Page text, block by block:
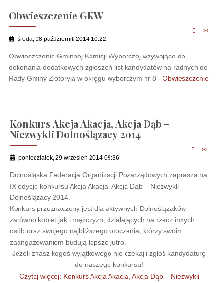
Obwieszczenie GKW
środa, 08 październik 2014 10:22
Obwieszczenie Gminnej Komisji Wyborczej wzywające do
dokonania dodatkowych zgłoszeń list kandydatów na radnych do
Rady Gminy Złotoryja w okręgu wyborczym nr 8 - Obwieszczenie
Konkurs Akcja Akacja, Akcja Dąb –
Niezwykli Dolnoślązacy 2014
poniedziałek, 29 wrzesień 2014 09:36
Dolnośląska Federacja Organizacji Pozarządowych zaprasza na
IX edycję konkursu Akcja Akacja, Akcja Dąb – Niezwykli
Dolnoślązacy 2014.
Konkurs przeznaczony jest dla aktywnych Dolnoślązaków
zarówno kobiet jak i mężczyzn, działających na rzecz innych
osób oraz swojego najbliższego otoczenia, którzy swoim
zaangażowaniem budują lepsze jutro.
Jeżeli znasz kogoś wyjątkowego nie czekaj i zgłoś kandydaturę
do naszego konkursu!
Czytaj więcej: Konkurs Akcja Akacja, Akcja Dąb – Niezwykli